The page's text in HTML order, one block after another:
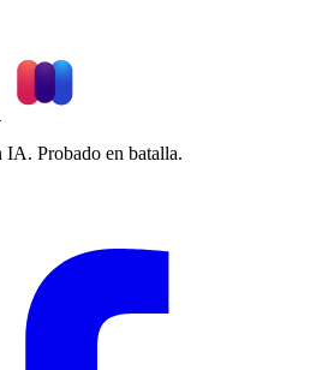
Probado en batalla.